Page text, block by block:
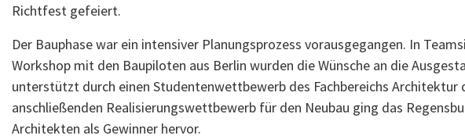
Richtfest gefeiert.
Der Bauphase war ein intensiver Planungsprozess vorausgegangen. In
Workshop mit den Baupiloten aus Berlin wurden die Wünsche an die
unterstützt durch einen Studentenwettbewerb des Fachbereichs Architektur
anschließenden Realisierungswettbewerb für den Neubau ging das
Architekten als Gewinner hervor.